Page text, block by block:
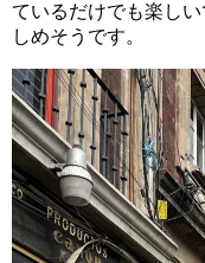
ているだけでも楽し
しめそうです。